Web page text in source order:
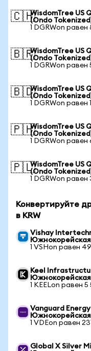
🇨🇭WisdomTree US
(Ondo
1 DGRWon равен
🇧🇷WisdomTree US
(Ondo
1 DGRWon равен
🇧🇩WisdomTree US
(Ondo
1 DGRWon равен
🇵🇭WisdomTree US
(Ondo
1 DGRWon
🇵🇱WisdomTree US
(Ondo
1 DGRWon равен
Конвертируйте
в KRW
Vishay
1 VSHon равен
Keel
1 KEELon равен
Vanguard
1 VDEon равен
Global X Silver